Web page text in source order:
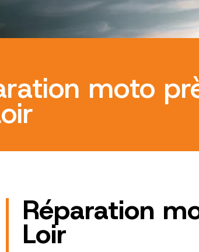
moto
Réparation
Loir